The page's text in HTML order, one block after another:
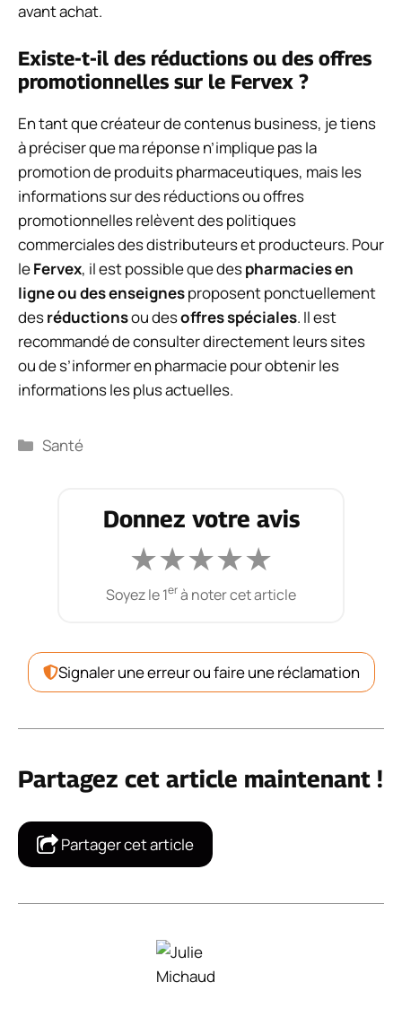
avant achat.
Existe-t-il des réductions ou des offres
promotionnelles sur le Fervex ?
En tant que créateur de contenus business, je tiens
à préciser que ma réponse n’implique pas la
promotion de produits pharmaceutiques, mais les
informations sur des réductions ou offres
promotionnelles relèvent des politiques
commerciales des distributeurs et producteurs. Pour
leFervex, il est possible que despharmacies en
ligne ou des enseignesproposent ponctuellement
desréductionsou desoffres spéciales. Il est
recommandé de consulter directement leurs sites
ou de s’informer en pharmacie pour obtenir les
informations les plus actuelles.
Catégories
Santé
Donnez votre avis
★★★★★
Soyez le 1erà noter cet article
Signaler une erreur ou faire une réclamation
Partagez cet article maintenant !
Partager cet article